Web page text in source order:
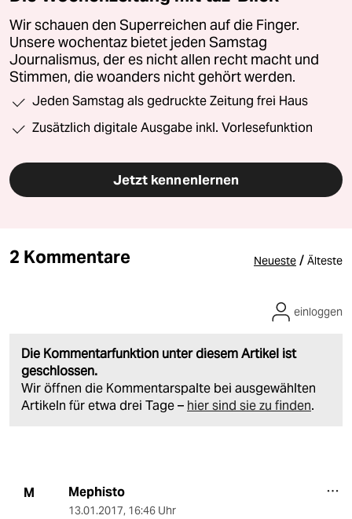
Wir schauen den Superreichen auf die Finger.
Unsere wochentaz bietet jeden Samstag
Journalismus, der es nicht allen recht macht und
Stimmen, die woanders nicht gehört werden.
Jeden Samstag als gedruckte Zeitung frei Haus
Zusätzlich digitale Ausgabe inkl. Vorlesefunktion
Jetzt kennenlernen
2 Kommentare Neueste / Älteste
Die Kommentarfunktion unter diesem Artikel ist
geschlossen.
Wir öffnen die Kommentarspalte bei ausgewählten
Artikeln für etwa drei Tage – hier sind sie zu finden.
einloggen
M Mephisto
13.01.2017, 16:46 Uhr